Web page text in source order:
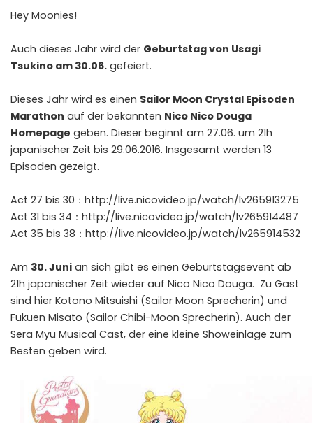
Hey Moonies!
Auch dieses Jahr wird der Geburtstag von Usagi
Tsukino am 30.06. gefeiert.
Dieses Jahr wird es einen Sailor Moon Crystal Episoden
Marathon auf der bekannten Nico Nico Douga
Homepage geben. Dieser beginnt am 27.06. um 21h
japanischer Zeit bis 29.06.2016. Insgesamt werden 13
Episoden gezeigt.
Act 27 bis 30： http://live.nicovideo.jp/watch/lv265913275
Act 31 bis 34： http://live.nicovideo.jp/watch/lv265914487
Act 35 bis 38： http://live.nicovideo.jp/watch/lv265914532
Am 30. Juni an sich gibt es einen Geburtstagsevent ab
21h japanischer Zeit wieder auf Nico Nico Douga. Zu Gast
sind hier Kotono Mitsuishi (Sailor Moon Sprecherin) und
Fukuen Misato (Sailor Chibi-Moon Sprecherin). Auch der
Sera Myu Musical Cast, der eine kleine Showeinlage zum
Besten geben wird.